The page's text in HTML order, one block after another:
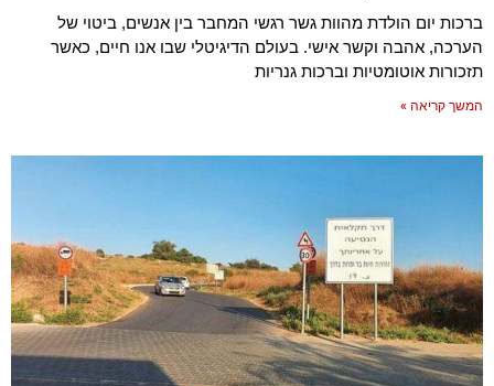
ברכות יום הולדת מהוות גשר רגשי המחבר בין אנשים, ביטוי של
הערכה, אהבה וקשר אישי. בעולם הדיגיטלי שבו אנו חיים, כאשר
תזכורות אוטומטיות וברכות גנריות
המשך קריאה »